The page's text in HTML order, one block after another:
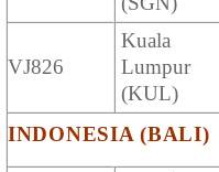
VJ826
Kuala
Lumpur
(KUL)
INDONESIA (BALI)